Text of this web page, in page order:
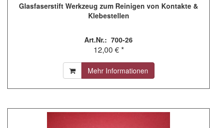
Glasfaserstift Werkzeug zum Reinigen von Kontakte &
Klebestellen
Art.Nr.: 700-26
12,00 € *
Mehr Informationen